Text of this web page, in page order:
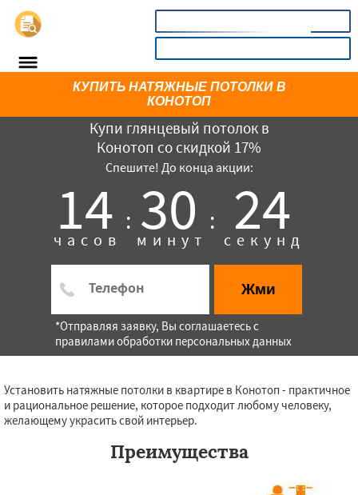
Купи глянцевый потолок в
Конотоп со скидкой 17%
Спешите! До конца акции:
14 :
часов 30 :
минут 24
секунд
Жми
*Отправляя заявку, Вы соглашаетесь с
правилами обработки персональных данных
КУПИТЬ НАТЯЖНЫЕ ПОТОЛКИ В
КОНОТОП
Установить натяжные потолки в квартире в Конотоп - практичное
и рациональное решение, которое подходит любому человеку,
желающему украсить свой интерьер.
Преимущества
×
Даю согласие на обработку персональных данных